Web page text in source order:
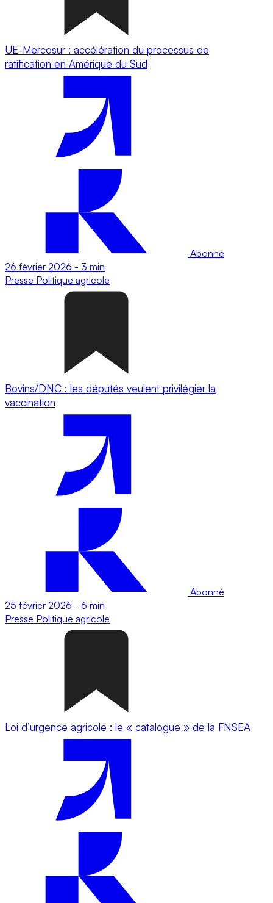
UE-Mercosur : accélération du processus de
ratification en Amérique du Sud
Abonné
26 février 2026 - 3 min
Presse Politique agricole
Bovins/DNC : les députés veulent privilégier la
vaccination
Abonné
25 février 2026 - 6 min
Presse Politique agricole
Loi d’urgence agricole : le « catalogue » de la FNSEA